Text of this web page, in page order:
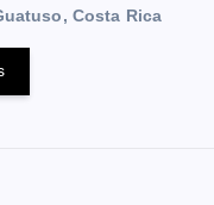
Costa Rica